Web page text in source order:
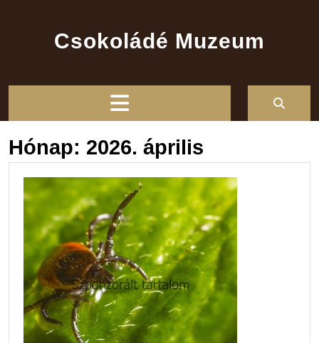
Csokoládé Muzeum
Button
Hónap: 2026. április